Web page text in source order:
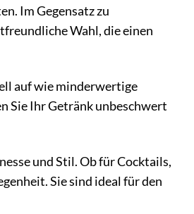
Im Gegensatz zu
Wahl, die einen
auf wie minderwertige
Sie Ihr Getränk unbeschwert
und Stil. Ob für Cocktails,
Sie sind ideal für den